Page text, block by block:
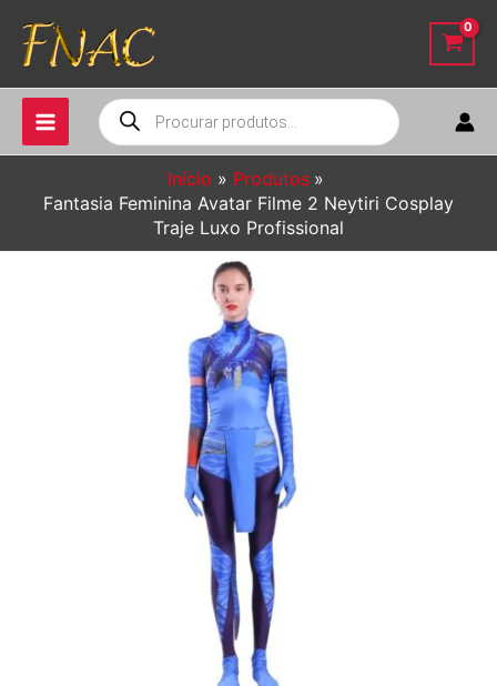
para
conteúdo
Pesquisar
produtos
Início
Produtos
Fantasia Feminina Avatar Filme 2 Neytiri Cosplay
Traje Luxo Profissional